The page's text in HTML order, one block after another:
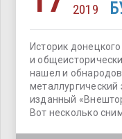
2019
Историк
и
нашел и
металлургический
изданный
Вот несколько